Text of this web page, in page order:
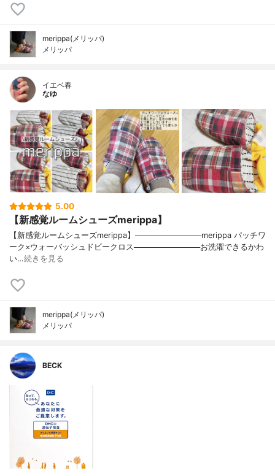
merippa(メリッパ)
メリッパ
イエベ春
なゆ
5.00
【新感覚ルームシューズmerippa】
【新感覚ルームシューズmerippa】────────────merippa パッチワ
ーク×ウォーバッシュドビークロス────────────お洗濯できるかわ
い…続きを見る
merippa(メリッパ)
メリッパ
BECK